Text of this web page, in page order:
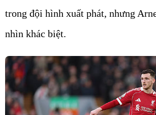
trong đội hình xuất phát, nhưng
nhìn khác biệt.